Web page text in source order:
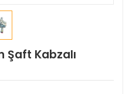
Şaft Kabzalı